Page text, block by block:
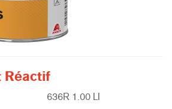
Réactif
636R 1.00 LI